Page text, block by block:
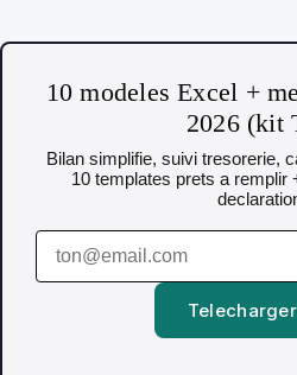
10 modeles Excel +
2026 (kit
Bilan simplifie, suivi tresorerie,
10 templates prets a remplir